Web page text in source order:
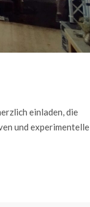
einladen, die
und experimentelle